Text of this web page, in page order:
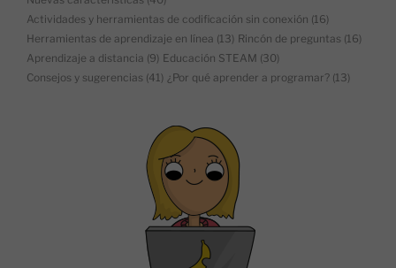
Actividades y herramientas de codificación sin conexión (16)
Herramientas de aprendizaje en línea (13) Rincón de preguntas (16)
Aprendizaje a distancia (9) Educación STEAM (30)
Consejos y sugerencias (41) ¿Por qué aprender a programar? (13)